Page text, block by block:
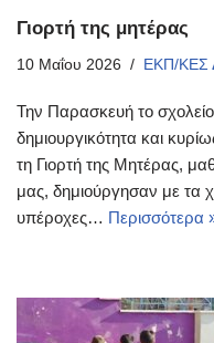
Γιορτή της μητέρας
10 Μαΐου 2026 ΕΚΠ/ΚΕΣ
Την Παρασκευή το
δημιουργικότητα και
τη Γιορτή της Μητέρας,
μας, δημιούργησαν με τα
υπέροχες… Περισσότερα